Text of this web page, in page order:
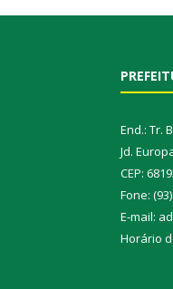
End.: Tr.
Jd.
CEP:
Fone:
E-mail:
Horário